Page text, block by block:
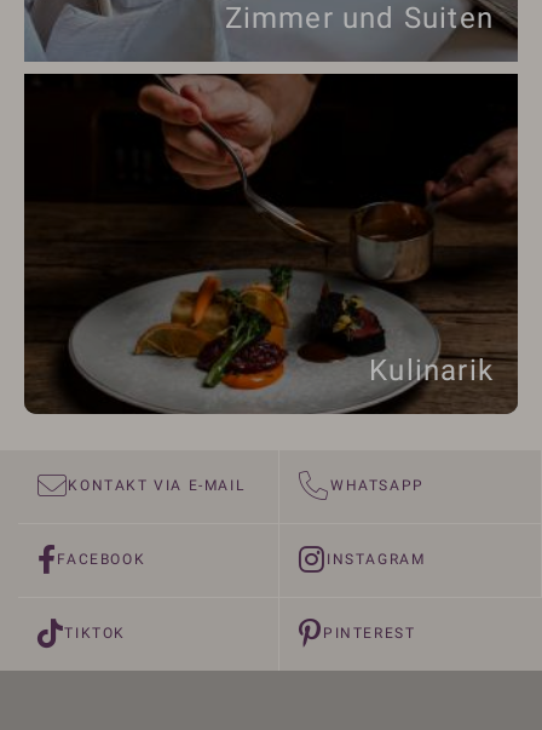
Zimmer und Suiten
Kulinarik
KONTAKT VIA E-MAIL WHATSAPP
FACEBOOK INSTAGRAM
TIKTOK PINTEREST